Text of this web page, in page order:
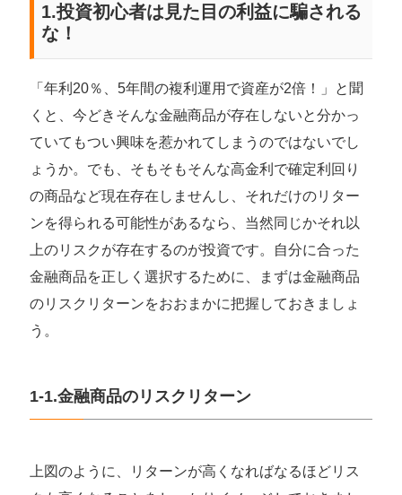
1.投資初心者は見た目の利益に騙される
な！
「年利20％、5年間の複利運用で資産が2倍！」と聞
くと、今どきそんな金融商品が存在しないと分かっ
ていてもつい興味を惹かれてしまうのではないでし
ょうか。でも、そもそもそんな高金利で確定利回り
の商品など現在存在しませんし、それだけのリター
ンを得られる可能性があるなら、当然同じかそれ以
上のリスクが存在するのが投資です。自分に合った
金融商品を正しく選択するために、まずは金融商品
のリスクリターンをおおまかに把握しておきましょ
う。
1-1.金融商品のリスクリターン
上図のように、リターンが高くなればなるほどリス